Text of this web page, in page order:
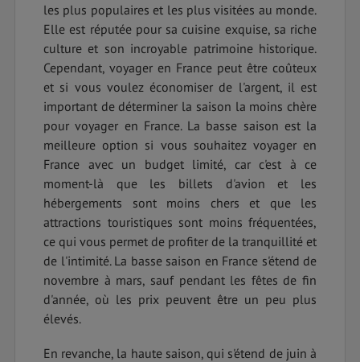
les plus populaires et les plus visitées au monde.
Elle est réputée pour sa cuisine exquise, sa riche
culture et son incroyable patrimoine historique.
Cependant, voyager en France peut être coûteux
et si vous voulez économiser de l'argent, il est
important de déterminer la saison la moins chère
pour voyager en France. La basse saison est la
meilleure option si vous souhaitez voyager en
France avec un budget limité, car c'est à ce
moment-là que les billets d'avion et les
hébergements sont moins chers et que les
attractions touristiques sont moins fréquentées,
ce qui vous permet de profiter de la tranquillité et
de l'intimité. La basse saison en France s'étend de
novembre à mars, sauf pendant les fêtes de fin
d'année, où les prix peuvent être un peu plus
élevés.
En revanche, la haute saison, qui s'étend de juin à